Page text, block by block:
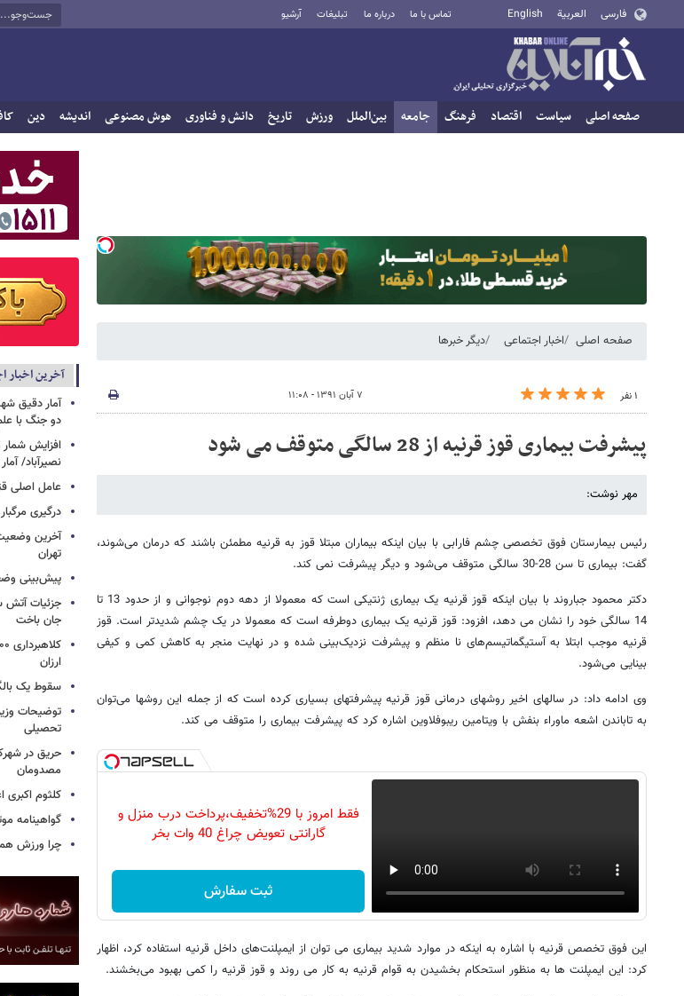
فارسی العربية English تماس با ما درباره ما تبلیغات آرشیو
صفحه اصلی سیاست اقتصاد فرهنگ جامعه بین‌الملل ورزش تاریخ دانش و فناوری هوش مصنوعی اندیشه دین
صفحه اصلی اخبار اجتماعی دیگر خبرها
۱ نفر ۷ آبان ۱۳۹۱ - ۱۱:۰۸
پیشرفت بیماری قوز قرنیه از 28 سالگی متوقف می شود
مهر نوشت:
رئیس بیمارستان فوق تخصصی چشم فارابی با بیان اینکه بیماران مبتلا قوز به قرنیه مطمئن باشند که درمان می‌شوند،
گفت: بیماری تا سن 28-30 سالگی متوقف می‌شود و دیگر پیشرفت نمی کند.
دکتر محمود جباروند با بیان اینکه قوز قرنیه یک بیماری ژنتیکی است که معمولا از دهه دوم نوجوانی و از حدود 13 تا
14 سالگی خود را نشان می دهد، افزود: قوز قرنیه یک بیماری دوطرفه است که معمولا در یک چشم شدیدتر است. قوز
قرنیه موجب ابتلا به آستیگماتیسم‌های نا منظم و پیشرفت نزدیک‌بینی شده و در نهایت منجر به کاهش کمی و کیفی
بینایی می‌شود.
وی ادامه داد: در سالهای اخیر روشهای درمانی قوز قرنیه پیشرفتهای بسیاری کرده است که از جمله این روشها می‌توان
به تاباندن اشعه ماوراء بنفش با ویتامین ریبوفلاوین اشاره کرد که پیشرفت بیماری را متوقف می کند.
فقط امروز با 29%تخفیف،پرداخت درب منزل و
گارانتی تعویض چراغ 40 وات بخر
ثبت سفارش
این فوق تخصص قرنیه با اشاره به اینکه در موارد شدید بیماری می توان از ایمپلنت‌های داخل قرنیه استفاده کرد، اظهار
کرد: این ایمپلنت ها به منظور استحکام بخشیدن به قوام قرنیه به کار می روند و قوز قرنیه را کمی بهبود می‌بخشند.
آخرین اخبار
دو جنگ با
افزایش
نصیرآباد/
عامل اصلی
درگیری
تهران
پیش‌بینی
جزئیات آتش
جان باخت
ارزان
سقوط یک
توضیحات
تحصیلی
حریق در
مصدومان
کلثوم
گواهینامه
چرا ورزش